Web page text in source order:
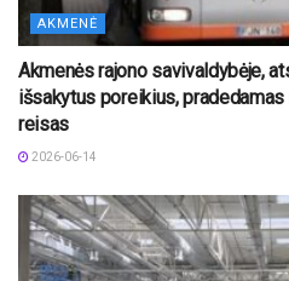
AKMENĖ
Akmenės rajono savivaldybėje,
išsakytus poreikius,
reisas
2026-06-14